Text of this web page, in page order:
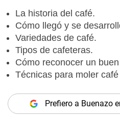
La historia del café.
Cómo llegó y se
Variedades de café.
Tipos de cafeteras.
Cómo reconocer un
Técnicas para moler
Prefiero a Buenazo